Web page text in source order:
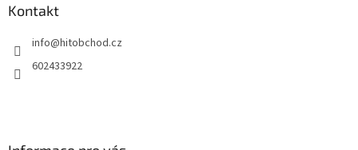
Kontakt
info@hitobchod.cz
602433922